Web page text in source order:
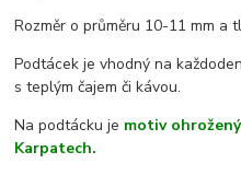
Rozměr o průměru 10-11 mm a
Podtácek je vhodný na
s teplým čajem či kávou.
Na podtácku je motiv
Karpatech.